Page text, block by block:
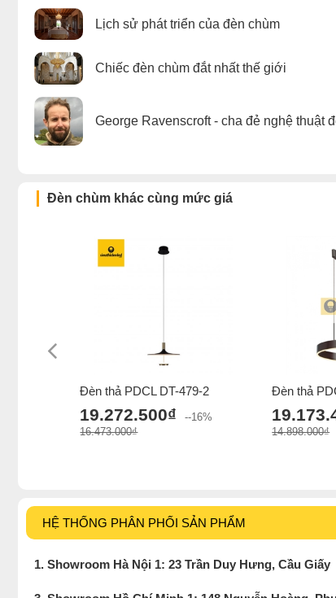
Lịch sử phát triển của đèn chùm
Chiếc đèn chùm đắt nhất thế giới
George Ravenscroft - cha đẻ nghệ thuật
Đèn chùm khác cùng mức giá
Đèn thả PDCL DT-479-2
19.272.500₫
--16%
16.473.000₫
Đèn thả
14.898.000₫
HỆ THỐNG PHÂN PHỐI SẢN PHẨM
1. Showroom Hà Nội 1: 23 Trần Duy Hưng, Cầu Giấy